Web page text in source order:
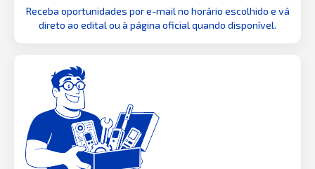
Receba oportunidades por e-mail no horário escolhido e vá
direto ao edital ou à página oficial quando disponível.